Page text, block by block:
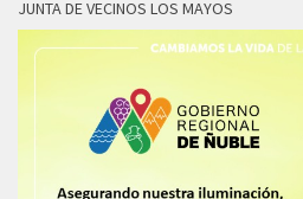
JUNTA DE VECINOS LOS MAYOS